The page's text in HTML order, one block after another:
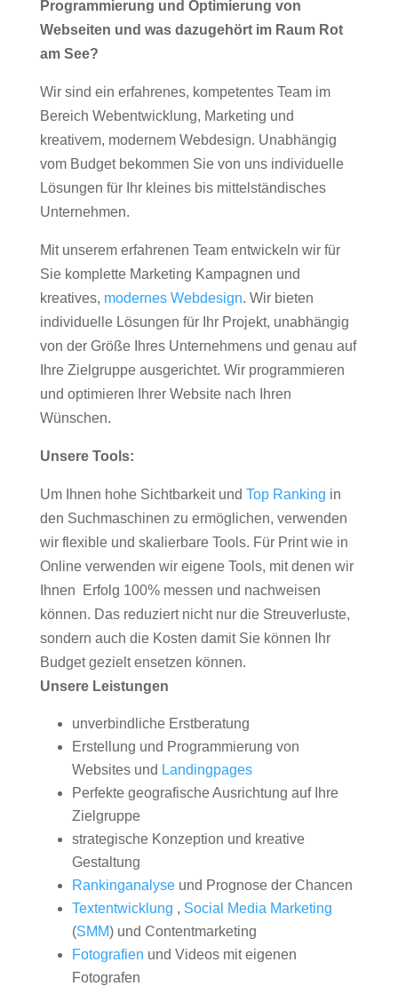
Programmierung und Optimierung von
Webseiten und was dazugehört im Raum Rot
am See?
Wir sind ein erfahrenes, kompetentes Team im
Bereich Webentwicklung, Marketing und
kreativem, modernem Webdesign. Unabhängig
vom Budget bekommen Sie von uns individuelle
Lösungen für Ihr kleines bis mittelständisches
Unternehmen.
Mit unserem erfahrenen Team entwickeln wir für
Sie komplette Marketing Kampagnen und
kreatives, modernes Webdesign. Wir bieten
individuelle Lösungen für Ihr Projekt, unabhängig
von der Größe Ihres Unternehmens und genau auf
Ihre Zielgruppe ausgerichtet. Wir programmieren
und optimieren Ihrer Website nach Ihren
Wünschen.
Unsere Tools:
Um Ihnen hohe Sichtbarkeit und Top Ranking in
den Suchmaschinen zu ermöglichen, verwenden
wir flexible und skalierbare Tools. Für Print wie in
Online verwenden wir eigene Tools, mit denen wir
Ihnen Erfolg 100% messen und nachweisen
können. Das reduziert nicht nur die Streuverluste,
sondern auch die Kosten damit Sie können Ihr
Budget gezielt ensetzen können.
Unsere Leistungen
unverbindliche Erstberatung
Erstellung und Programmierung von
Websites und Landingpages
Perfekte geografische Ausrichtung auf Ihre
Zielgruppe
strategische Konzeption und kreative
Gestaltung
Rankinganalyseund Prognose der Chancen
Textentwicklung , Social Media Marketing
(SMM) und Contentmarketing
Fotografien und Videos mit eigenen
Fotografen